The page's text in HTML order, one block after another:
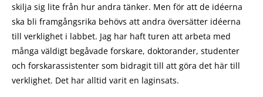
skilja sig lite från hur andra tänker. Men för att de idéerna
ska bli framgångsrika behövs att andra översätter idéerna
till verklighet i labbet. Jag har haft turen att arbeta med
många väldigt begåvade forskare, doktorander, studenter
och forskarassistenter som bidragit till att göra det här till
verklighet. Det har alltid varit en laginsats.